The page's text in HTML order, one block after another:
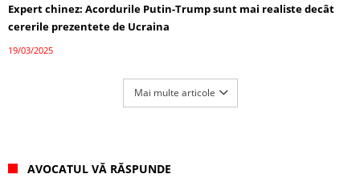
Expert chinez: Acordurile Putin-Trump sunt mai realiste decât
cererile prezentete de Ucraina
19/03/2025
Mai multe articole
AVOCATUL VĂ RĂSPUNDE